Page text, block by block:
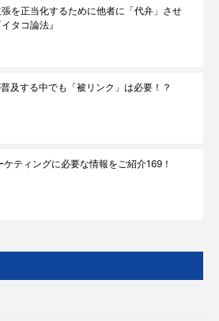
を正当化するために他者に「代弁」させ
タコ論法』
及する中でも「被リンク」は必要！？
ケティングに必要な情報をご紹介169！